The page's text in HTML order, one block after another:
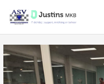
naar
inhoud
Bericht
navigatie